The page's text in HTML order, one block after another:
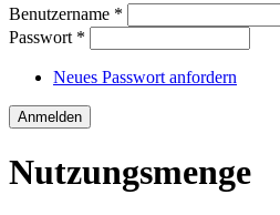
Benutzername *
Passwort *
Neues Passwort anfordern
Nutzungsmenge